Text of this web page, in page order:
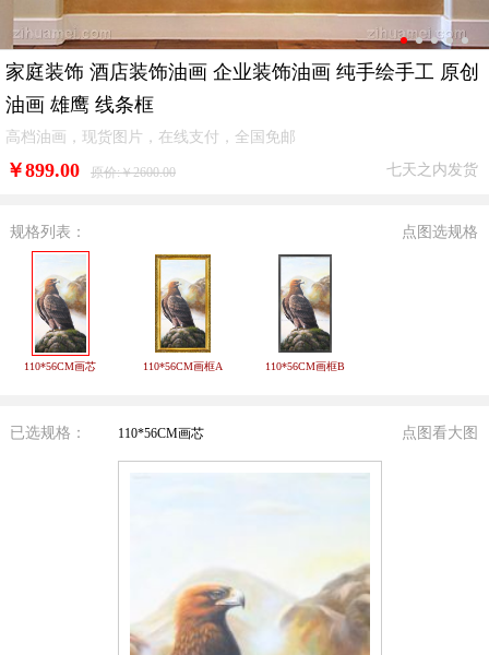
家庭装饰 酒店装饰油画 企业装饰油画 纯手绘手工 原创
油画 雄鹰 线条框
高档油画，现货图片，在线支付，全国免邮
￥899.00 原价:￥2600.00 七天之内发货
规格列表： 点图选规格
110*56CM画芯 110*56CM画框A 110*56CM画框B
已选规格： 110*56CM画芯 点图看大图